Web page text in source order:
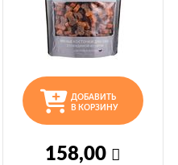
ДОБАВИТЬ
В КОРЗИНУ
158,00